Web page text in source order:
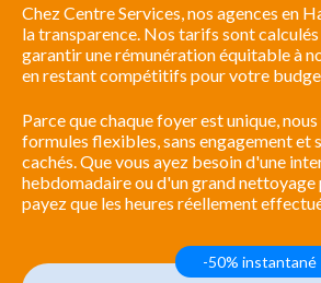
Chez Centre Services, nos agences en
la transparence. Nos tarifs sont
garantir une rémunération équitable à
en restant compétitifs pour votre
Parce que chaque foyer est unique,
formules flexibles, sans engagement et
cachés. Que vous ayez besoin d'une
hebdomadaire ou d'un grand nettoyage
payez que les heures réellement
-50% instantané